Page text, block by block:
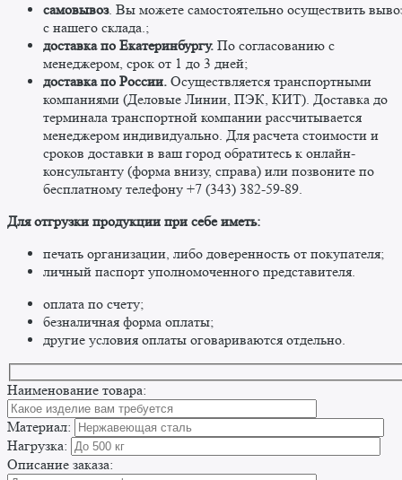
самовывоз. Вы можете самостоятельно осуществить
c нашего склада.;
доставка по Екатеринбургу. По согласованию с
менеджером, срок от 1 до 3 дней;
доставка по России. Осуществляется транспортными
компаниями (Деловые Линии, ПЭК, КИТ). Доставка до
терминала транспортной компании рассчитывается
менеджером индивидуально. Для расчета стоимости и
сроков доставки в ваш город обратитесь к онлайн-
консультанту (форма внизу, справа) или позвоните по
бесплатному телефону +7 (343) 382-59-89. ​
​Для отгрузки продукции при себе иметь:
печать организации, либо доверенность от покупателя;
личный паспорт уполномоченного представителя.
оплата по счету;
безналичная форма оплаты;
другие условия оплаты оговариваются отдельно. ​
Наименование товара:
Материал:
Нагрузка:
Описание заказа: